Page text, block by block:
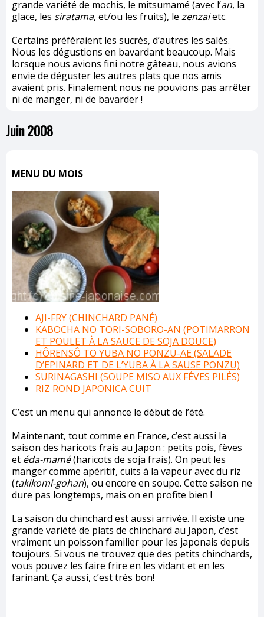
grande variété de mochis, le mitsumamé (avec l’an, la
glace, les siratama, et/ou les fruits), le zenzaietc.
Certains préféraient les sucrés, d’autres les salés.
Nous les dégustions en bavardant beaucoup. Mais
lorsque nous avions fini notre gâteau, nous avions
envie de déguster les autres plats que nos amis
avaient pris. Finalement nous ne pouvions pas arrêter
ni de manger, ni de bavarder !
Juin 2008
MENU DU MOIS
AJI-FRY (CHINCHARD PANÉ)
KABOCHA NO TORI-SOBORO-AN (POTIMARRON
ET POULET À LA SAUCE DE SOJA DOUCE)
HÔRENSÔ TO YUBA NO PONZU-AE (SALADE
D’EPINARD ET DE L’YUBA À LA SAUSE PONZU)
SURINAGASHI (SOUPE MISO AUX FÉVES PILÉS)
RIZ ROND JAPONICA CUIT
C’est un menu qui annonce le début de l’été.
Maintenant, tout comme en France, c’est aussi la
saison des haricots frais au Japon : petits pois, fèves
et éda-mamé(haricots de soja frais). On peut les
manger comme apéritif, cuits à la vapeur avec du riz
(takikomi-gohan), ou encore en soupe. Cette saison ne
dure pas longtemps, mais on en profite bien !
La saison du chinchard est aussi arrivée. Il existe une
grande variété de plats de chinchard au Japon, c’est
vraiment un poisson familier pour les japonais depuis
toujours. Si vous ne trouvez que des petits chinchards,
vous pouvez les faire frire en les vidant et en les
farinant. Ça aussi, c’est très bon!